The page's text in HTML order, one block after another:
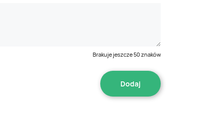
Brakuje jeszcze50 znaków